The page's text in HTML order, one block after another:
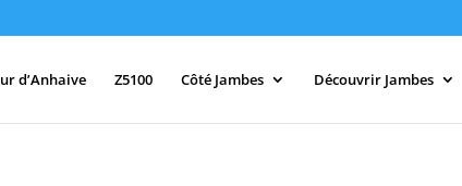
d’Anhaive Z5100 Côté Jambes Découvrir Jambes